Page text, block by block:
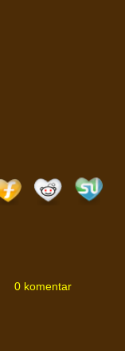
0 komentar